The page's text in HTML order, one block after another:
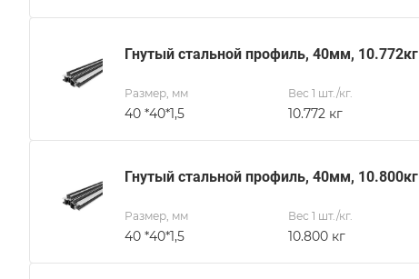
Гнутый стальной профиль, 40мм, 10.772кг
Размер, мм
40 *40*1,5
Вес 1 шт./кг.
10.772 кг
Гнутый стальной профиль, 40мм, 10.800кг
Размер, мм
40 *40*1,5
Вес 1 шт./кг.
10.800 кг